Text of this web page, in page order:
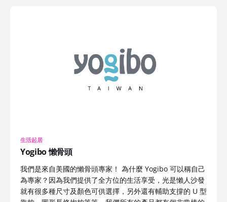
生活起居
Yogibo 懶骨頭
我們是來自美國的懶骨頭專家！ 為什麼 Yogibo 可以稱自己
為專家？因為我們提供了全方位的生活享受，光是懶人沙發
就有很多種尺寸及顏色可供選擇，另外還有輔助支撐的 U 型